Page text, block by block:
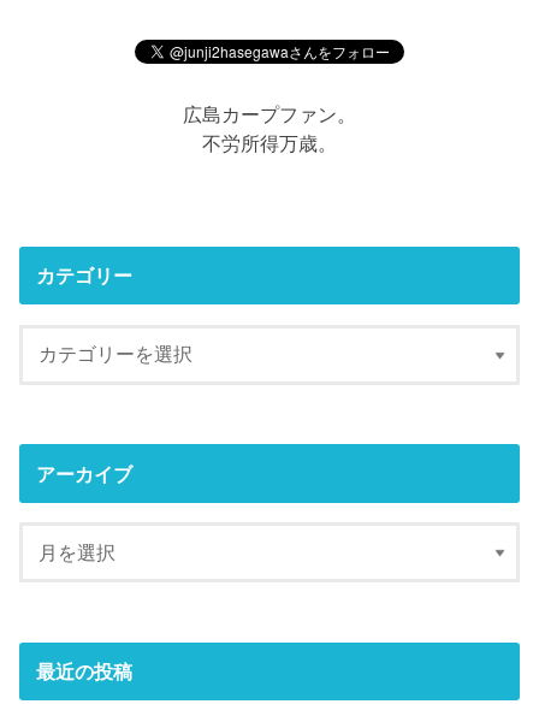
広島カープファン。
不労所得万歳。
カテゴリー
アーカイブ
最近の投稿